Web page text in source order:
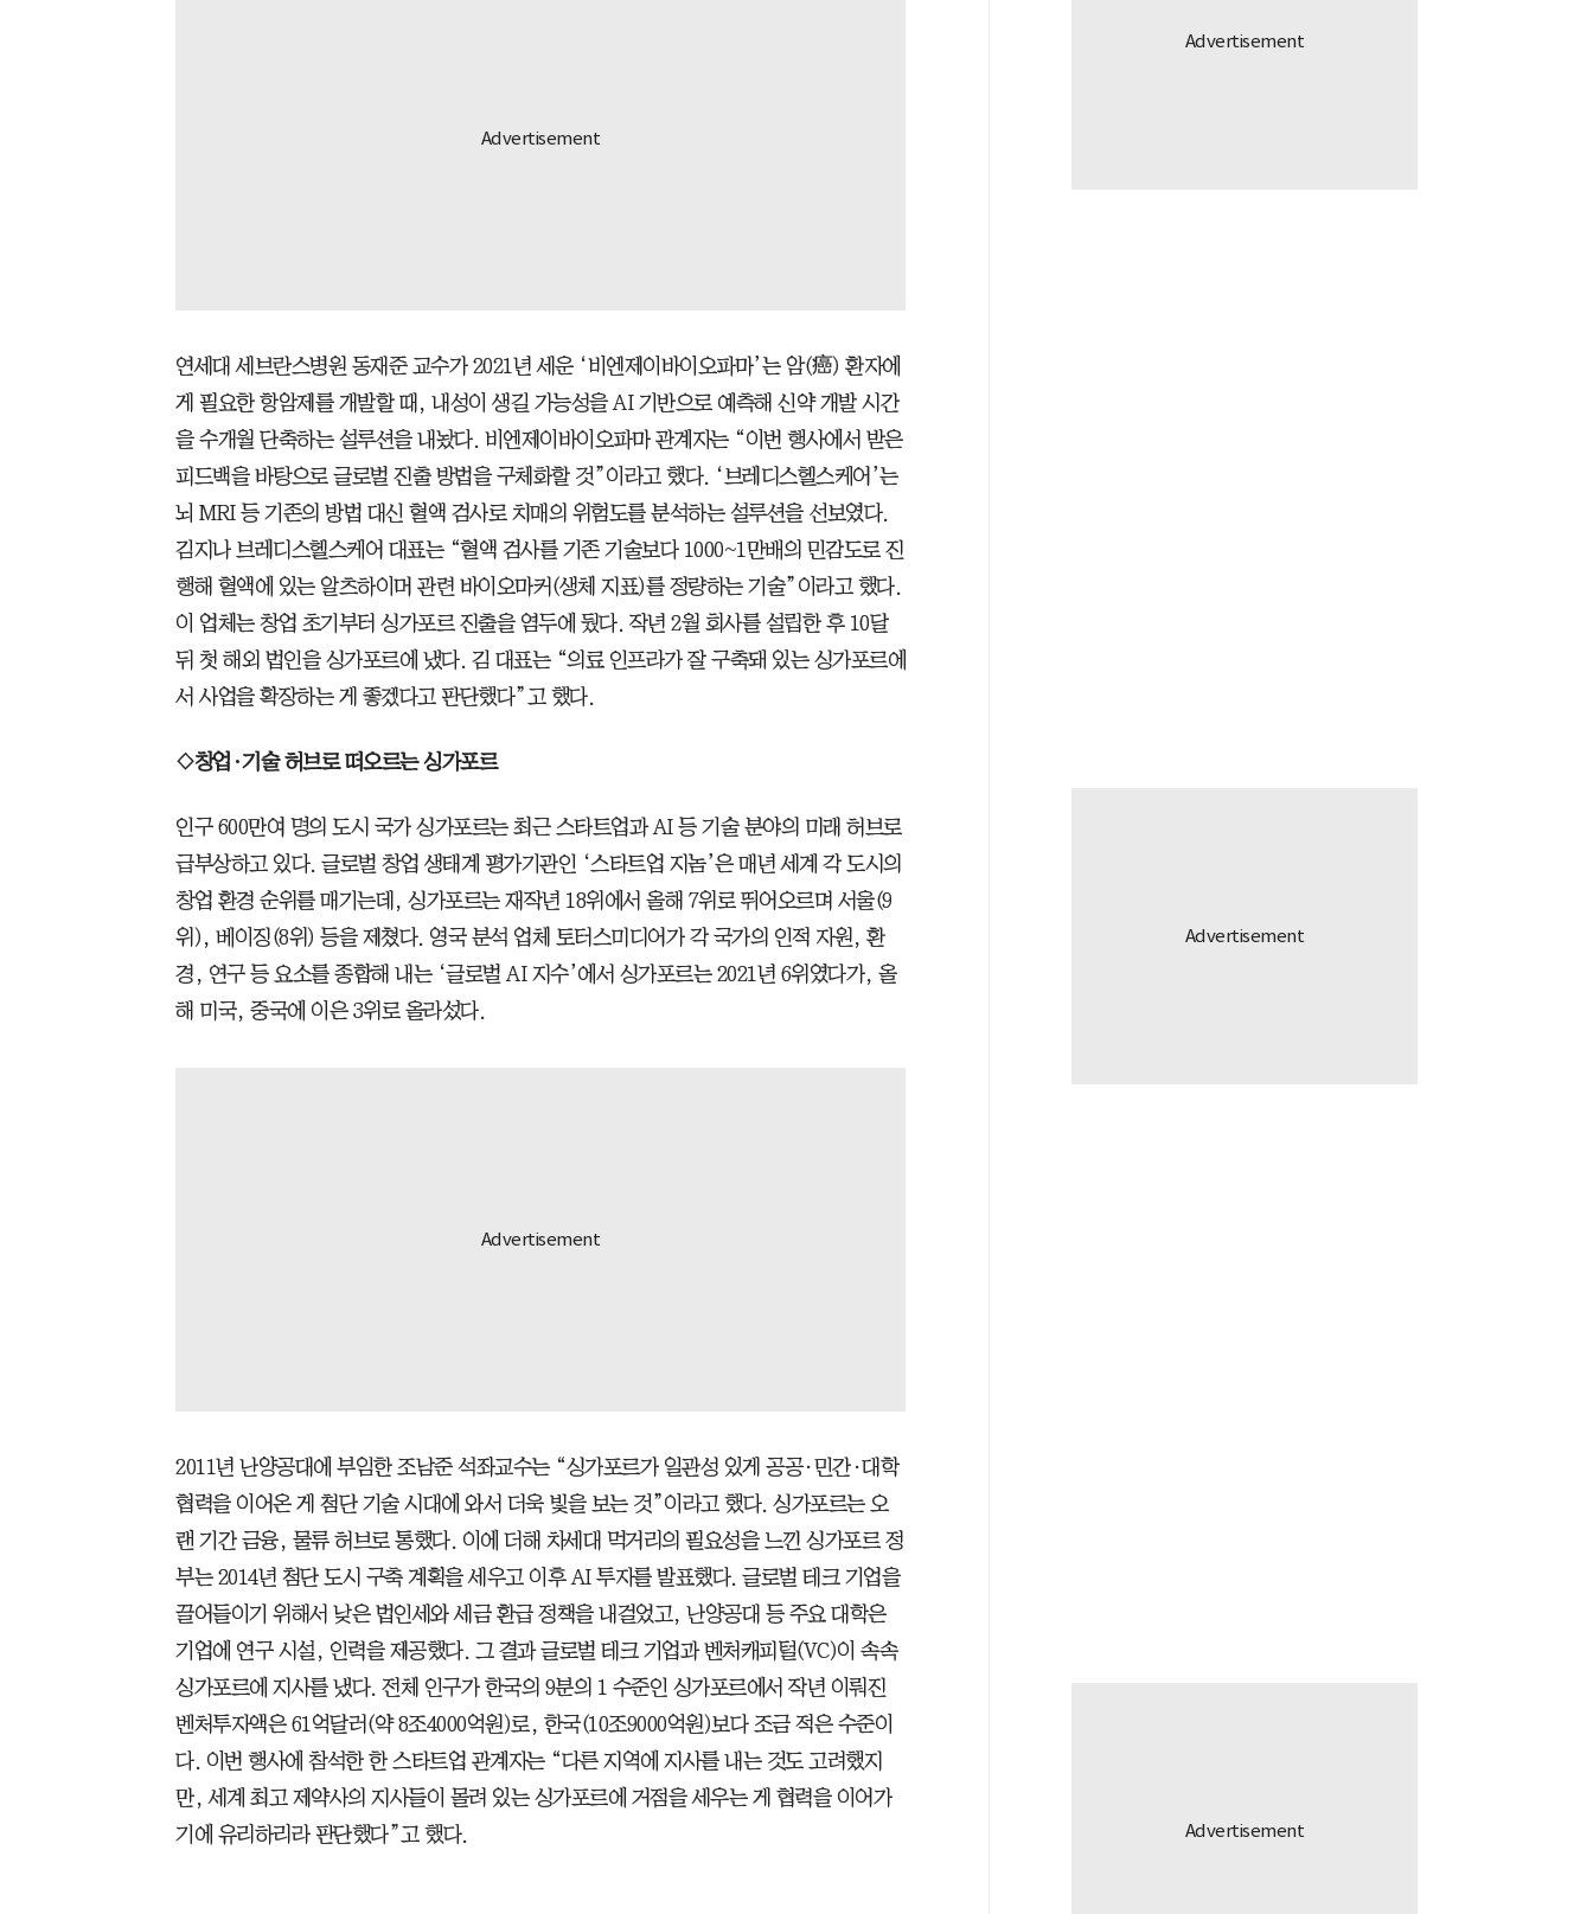
연세대 세브란스병원 동재준 교수가 2021년 세운 ‘비엔제이바이오파마’는 암(癌) 환자에
게 필요한 항암제를 개발할 때, 내성이 생길 가능성을 AI 기반으로 예측해 신약 개발 시간
을 수개월 단축하는 설루션을 내놨다. 비엔제이바이오파마 관계자는 “이번 행사에서 받은
피드백을 바탕으로 글로벌 진출 방법을 구체화할 것”이라고 했다. ‘브레디스헬스케어’는
뇌 MRI 등 기존의 방법 대신 혈액 검사로 치매의 위험도를 분석하는 설루션을 선보였다.
김지나 브레디스헬스케어 대표는 “혈액 검사를 기존 기술보다 1000~1만배의 민감도로 진
행해 혈액에 있는 알츠하이머 관련 바이오마커(생체 지표)를 정량하는 기술”이라고 했다.
이 업체는 창업 초기부터 싱가포르 진출을 염두에 뒀다. 작년 2월 회사를 설립한 후 10달
뒤 첫 해외 법인을 싱가포르에 냈다. 김 대표는 “의료 인프라가 잘 구축돼 있는 싱가포르에
서 사업을 확장하는 게 좋겠다고 판단했다”고 했다.
◇창업·기술 허브로 떠오르는 싱가포르
인구 600만여 명의 도시 국가 싱가포르는 최근 스타트업과 AI 등 기술 분야의 미래 허브로
급부상하고 있다. 글로벌 창업 생태계 평가기관인 ‘스타트업 지놈’은 매년 세계 각 도시의
창업 환경 순위를 매기는데, 싱가포르는 재작년 18위에서 올해 7위로 뛰어오르며 서울(9
위), 베이징(8위) 등을 제쳤다. 영국 분석 업체 토터스미디어가 각 국가의 인적 자원, 환
경, 연구 등 요소를 종합해 내는 ‘글로벌 AI 지수’에서 싱가포르는 2021년 6위였다가, 올
해 미국, 중국에 이은 3위로 올라섰다.
2011년 난양공대에 부임한 조남준 석좌교수는 “싱가포르가 일관성 있게 공공·민간·대학
협력을 이어온 게 첨단 기술 시대에 와서 더욱 빛을 보는 것”이라고 했다. 싱가포르는 오
랜 기간 금융, 물류 허브로 통했다. 이에 더해 차세대 먹거리의 필요성을 느낀 싱가포르 정
부는 2014년 첨단 도시 구축 계획을 세우고 이후 AI 투자를 발표했다. 글로벌 테크 기업을
끌어들이기 위해서 낮은 법인세와 세금 환급 정책을 내걸었고, 난양공대 등 주요 대학은
기업에 연구 시설, 인력을 제공했다. 그 결과 글로벌 테크 기업과 벤처캐피털(VC)이 속속
싱가포르에 지사를 냈다. 전체 인구가 한국의 9분의 1 수준인 싱가포르에서 작년 이뤄진
벤처투자액은 61억달러(약 8조4000억원)로, 한국(10조9000억원)보다 조금 적은 수준이
다. 이번 행사에 참석한 한 스타트업 관계자는 “다른 지역에 지사를 내는 것도 고려했지
만, 세계 최고 제약사의 지사들이 몰려 있는 싱가포르에 거점을 세우는 게 협력을 이어가
기에 유리하리라 판단했다”고 했다.